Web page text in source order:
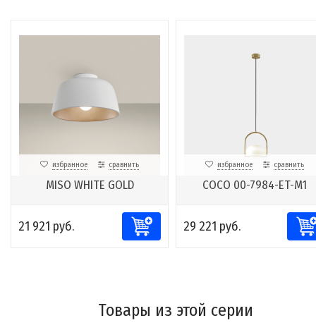
избранное сравнить
MISO WHITE GOLD
21 921 руб.
избранное сравнить
COCO 00-7984-ET-M1
29 221 руб.
Товары из этой серии